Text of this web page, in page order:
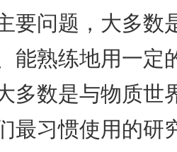
要问题，大多数
能熟练地用一定
多数是与物质世
最习惯使用的研